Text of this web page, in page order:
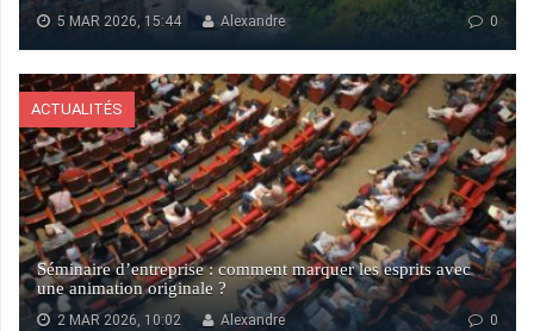
5 MAR 2026, 15:44 0
Alexandre
ACTUALITÉS
Séminaire d’entreprise : comment marquer les esprits avec
une animation originale ?
2 MAR 2026, 10:02 0
Alexandre